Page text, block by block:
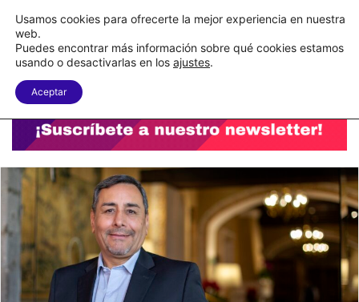
C&A México completa la implementación de su WMS en la nube
Menu
Usamos cookies para ofrecerte la mejor experiencia en nuestra
web.
Puedes encontrar más información sobre qué cookies estamos
usando o desactivarlas en los ajustes.
Aceptar